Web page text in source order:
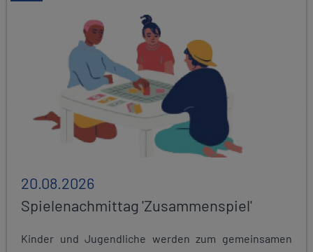
20.08.2026
Spielenachmittag 'Zusammenspiel'
Kinder und Jugendliche werden zum gemeinsamen